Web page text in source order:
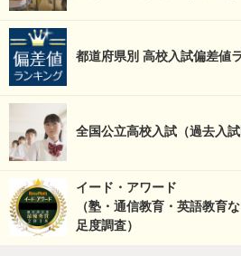
都道府県別 高校入試偏差値
全国公立高校入試（過去入試
イード・アワード
（塾・通信教育・英語教育
足度調査）